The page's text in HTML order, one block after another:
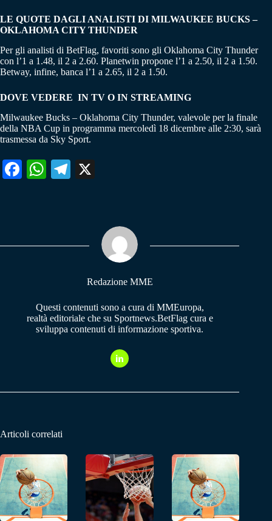
LE QUOTE DAGLI ANALISTI DI MILWAUKEE BUCKS –
OKLAHOMA CITY THUNDER
Per gli analisti di BetFlag, favoriti sono gli Oklahoma City Thunder
con l’1 a 1.48, il 2 a 2.60. Planetwin propone l’1 a 2.50, il 2 a 1.50.
Betway, infine, banca l’1 a 2.65, il 2 a 1.50.
DOVE VEDERE IN TV O IN STREAMING
Milwaukee Bucks – Oklahoma City Thunder, valevole per la finale
della NBA Cup in programma mercoledì 18 dicembre alle 2:30, sarà
trasmessa da Sky Sport.
Fa W
pp
Te
m
Redazione MME
Questi contenuti sono a cura di MMEuropa,
realtà editoriale che su Sportnews.BetFlag cura e
sviluppa contenuti di informazione sportiva.
Articoli correlati